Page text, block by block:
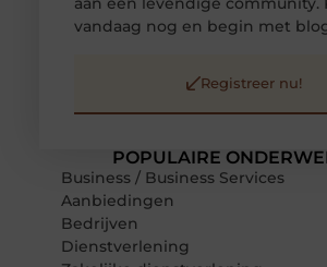
POPULAIRE
Business / Business Services
Aanbiedingen
Bedrijven
Dienstverlening
vandaag nog en begin met
Registreer nu!